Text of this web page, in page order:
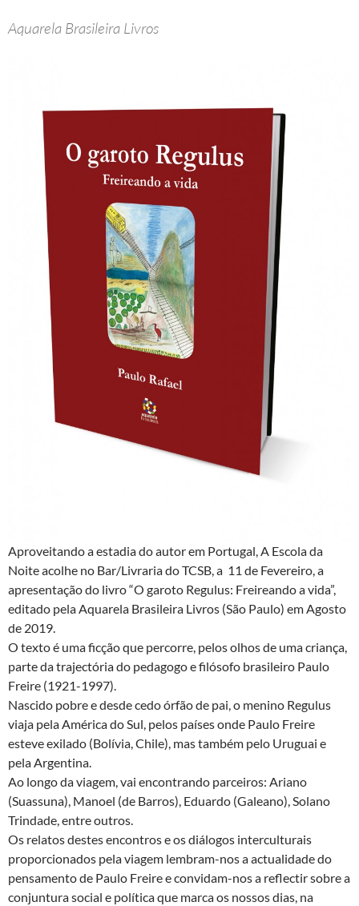
Aquarela Brasileira Livros
Aproveitando a estadia do autor em Portugal, A Escola da
Noite acolhe no Bar/Livraria do TCSB, a 11 de Fevereiro, a
apresentação do livro “O garoto Regulus: Freireando a vida”,
editado pela Aquarela Brasileira Livros (São Paulo) em Agosto
de 2019.
O texto é uma ficção que percorre, pelos olhos de uma criança,
parte da trajectória do pedagogo e filósofo brasileiro Paulo
Freire (1921-1997).
Nascido pobre e desde cedo órfão de pai, o menino Regulus
viaja pela América do Sul, pelos países onde Paulo Freire
esteve exilado (Bolívia, Chile), mas também pelo Uruguai e
pela Argentina.
Ao longo da viagem, vai encontrando parceiros: Ariano
(Suassuna), Manoel (de Barros), Eduardo (Galeano), Solano
Trindade, entre outros.
Os relatos destes encontros e os diálogos interculturais
proporcionados pela viagem lembram-nos a actualidade do
pensamento de Paulo Freire e convidam-nos a reflectir sobre a
conjuntura social e política que marca os nossos dias, na